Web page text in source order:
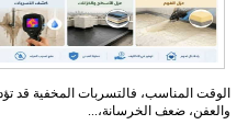
الوقت المناسب، فالتسربات المخفية قد
والعفن، ضعف الخرسانة،...